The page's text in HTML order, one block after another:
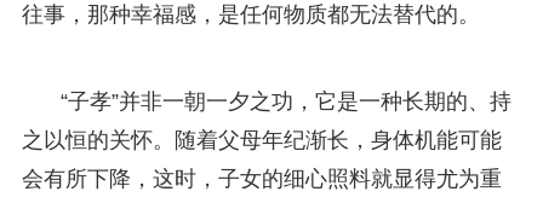
往事，那种幸福感，是任何物质都无法替代的。
“子孝”并非一朝一夕之功，它是一种长期的、持
之以恒的关怀。随着父母年纪渐长，身体机能可能
会有所下降，这时，子女的细心照料就显得尤为重